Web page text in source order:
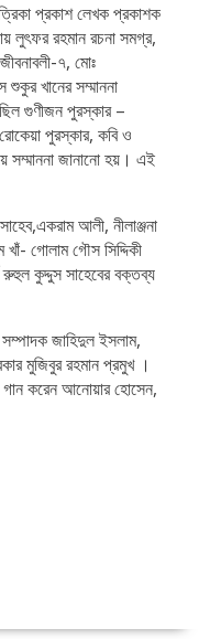
প্রকাশ লেখক প্রকাশক
লুৎফর রহমান রচনা সমগ্র,
৭, মোঃ
খানের সম্মাননা
ছিল গুণীজন পুরস্কার –
পুরস্কার, কবি ও
সম্মাননা জানানো হয়। এই
আলী, নীলাঞ্জনা
গোলাম গৌস সিদ্দিকী
কুদ্দুস সাহেবের বক্তব্য
জাহিদুল ইসলাম,
মুজিবুর রহমান প্রমুখ ।
করেন আনোয়ার হোসেন,